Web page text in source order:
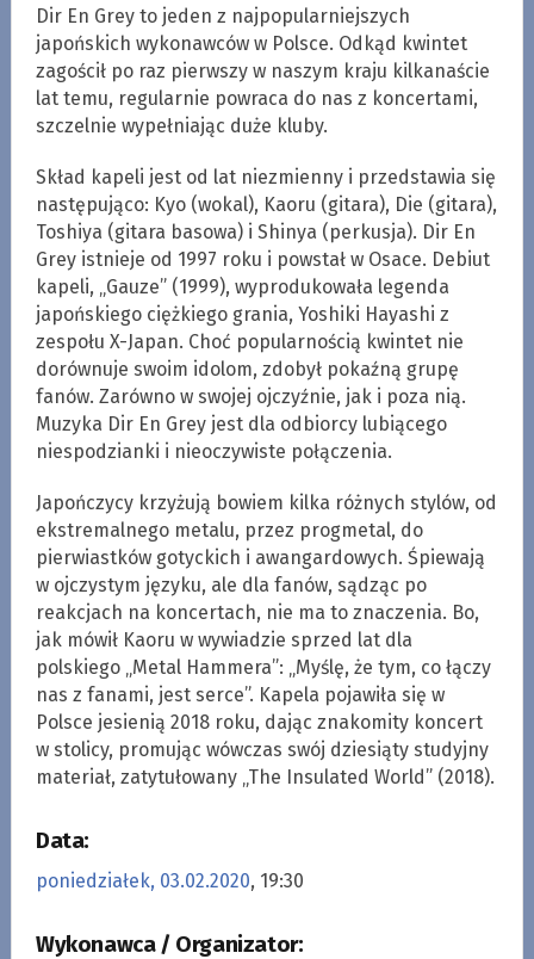
Dir En Grey to jeden z najpopularniejszych
japońskich wykonawców w Polsce. Odkąd kwintet
zagościł po raz pierwszy w naszym kraju kilkanaście
lat temu, regularnie powraca do nas z koncertami,
szczelnie wypełniając duże kluby.
Skład kapeli jest od lat niezmienny i przedstawia się
następująco: Kyo (wokal), Kaoru (gitara), Die (gitara),
Toshiya (gitara basowa) i Shinya (perkusja). Dir En
Grey istnieje od 1997 roku i powstał w Osace. Debiut
kapeli, „Gauze” (1999), wyprodukowała legenda
japońskiego ciężkiego grania, Yoshiki Hayashi z
zespołu X-Japan. Choć popularnością kwintet nie
dorównuje swoim idolom, zdobył pokaźną grupę
fanów. Zarówno w swojej ojczyźnie, jak i poza nią.
Muzyka Dir En Grey jest dla odbiorcy lubiącego
niespodzianki i nieoczywiste połączenia.
Japończycy krzyżują bowiem kilka różnych stylów, od
ekstremalnego metalu, przez progmetal, do
pierwiastków gotyckich i awangardowych. Śpiewają
w ojczystym języku, ale dla fanów, sądząc po
reakcjach na koncertach, nie ma to znaczenia. Bo,
jak mówił Kaoru w wywiadzie sprzed lat dla
polskiego „Metal Hammera”: „Myślę, że tym, co łączy
nas z fanami, jest serce”. Kapela pojawiła się w
Polsce jesienią 2018 roku, dając znakomity koncert
w stolicy, promując wówczas swój dziesiąty studyjny
materiał, zatytułowany „The Insulated World” (2018).
Data:
poniedziałek, 03.02.2020, 19:30
Wykonawca / Organizator: